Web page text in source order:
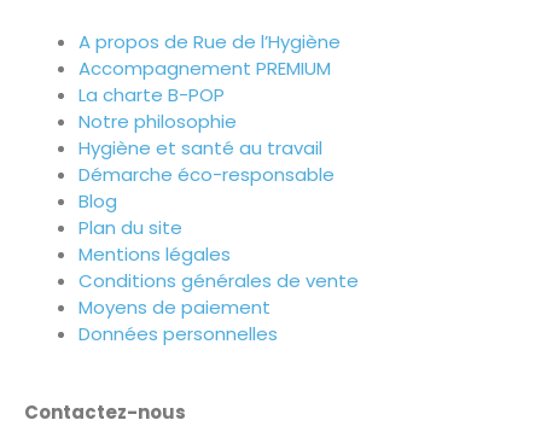
A propos de Rue de l’Hygiène
Accompagnement PREMIUM
La charte B-POP
Notre philosophie
Hygiène et santé au travail
Démarche éco-responsable
Blog
Plan du site
Mentions légales
Conditions générales de vente
Moyens de paiement
Données personnelles
Contactez-nous